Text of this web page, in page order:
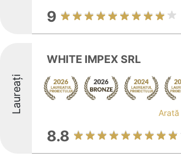
9
Laureați
WHITE IMPEX SRL
8.8